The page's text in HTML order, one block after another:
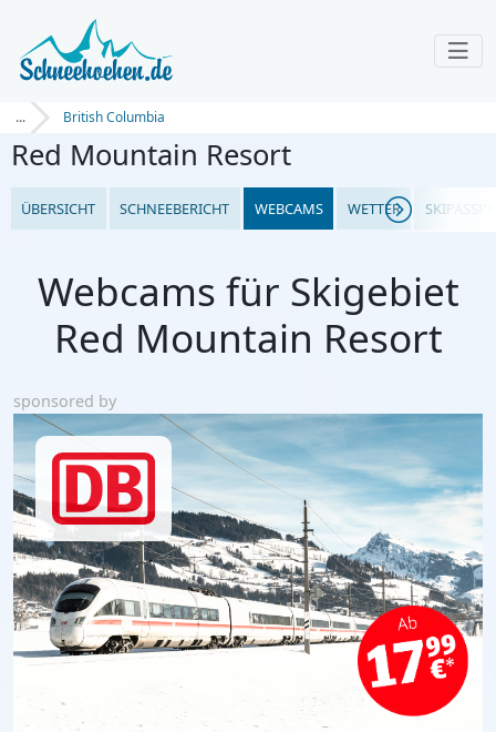
... British Columbia
Red Mountain Resort
ÜBERSICHT SCHNEEBERICHT WEBCAMS WETTER
Webcams für Skigebiet
Red Mountain Resort
sponsored by